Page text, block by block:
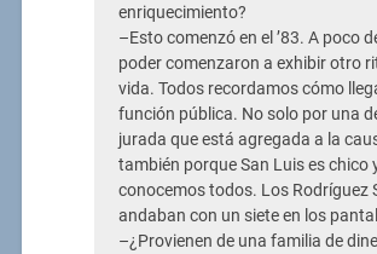
enriquecimiento?
–Esto comenzó en el ’83. A poco
poder comenzaron a exhibir otro
vida. Todos recordamos cómo
función pública. No solo por una
jurada que está agregada a la
también porque San Luis es chico
conocemos todos. Los Rodríguez
andaban con un siete en los
–¿Provienen de una familia de